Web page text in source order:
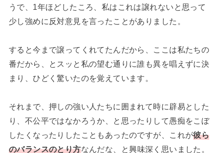
うで、1年ほどしたころ、私はこれは譲れないと思って
少し強めに反対意見を言ったことがありました。
すると今まで譲ってくれてたんだから、ここは私たちの
番だから、とスッと私の望む通りに誰も異を唱えずに決
まり、ひどく驚いたのを覚えています。
それまで、押しの強い人たちに囲まれて時に辟易とした
り、不公平ではなかろうか、と思ったりして愚痴をこぼ
したくなったりしたこともあったのですが、これが彼ら
のバランスのとり方なんだな、と興味深く思いました。